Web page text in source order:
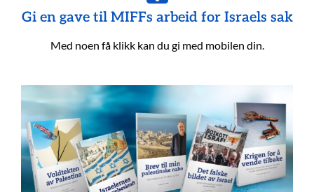
Gi en gave til MIFFs arbeid for Israels sak
Med noen få klikk kan du gi med mobilen din.